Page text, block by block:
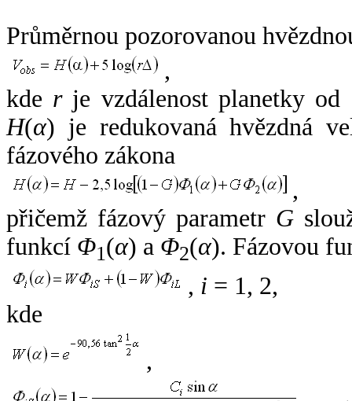
Průměrnou pozorovanou
,
kde rje vzdálenost planetky od
H(α) je redukovaná hvězdná
fázového zákona
,
přičemž fázový parametr G
funkcí Φ1(α) a Φ2(α). Fázovou
, i = 1, 2,
kde
,